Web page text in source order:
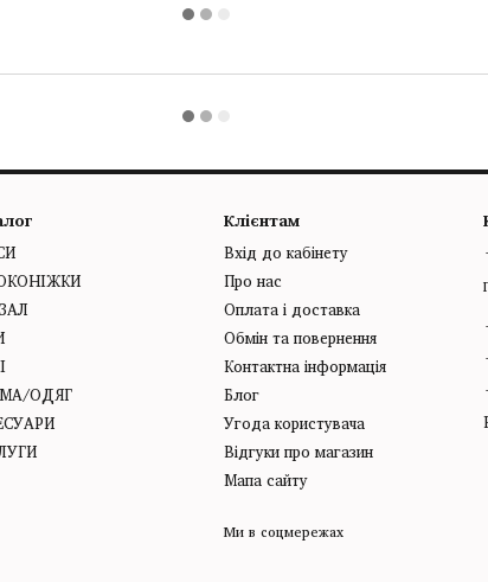
ОДЯГ
Клієнтам
Вхід до кабінету
Про нас
Оплата і доставка
Обмін та повернення
Контактна інформація
Блог
Угода користувача
Відгуки про магазин
Мапа сайту
Ми в соцмережах